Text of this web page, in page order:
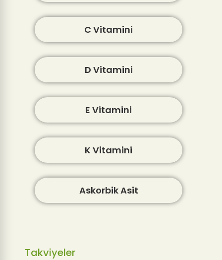
C Vitamini
D Vitamini
E Vitamini
K Vitamini
Askorbik Asit
Takviyeler